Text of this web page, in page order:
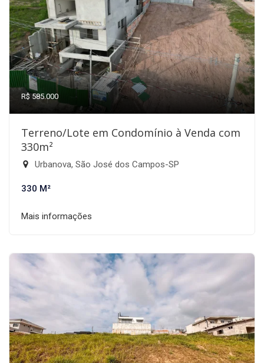
R$ 585.000
Terreno/Lote em Condomínio à Venda com
330m²
Urbanova, São José dos Campos-SP
330 M²
Mais informações